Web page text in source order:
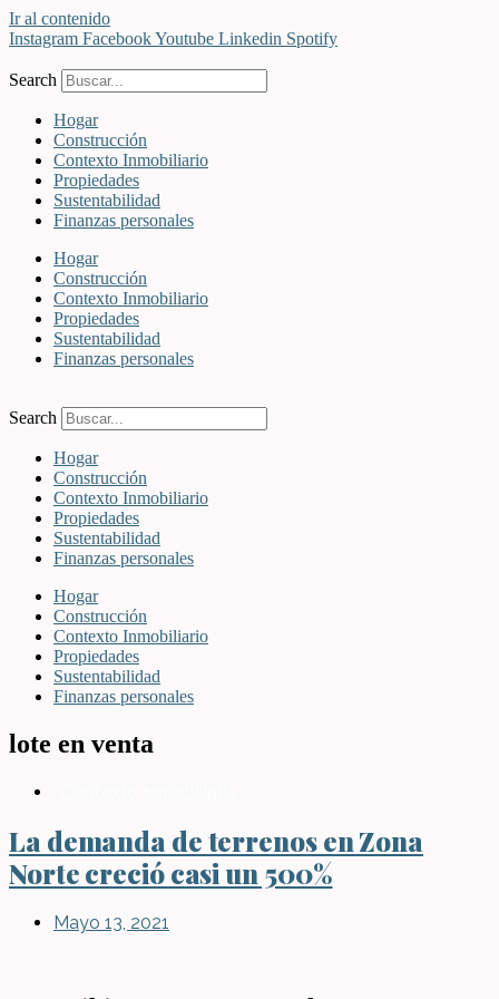
Ir al contenido
Instagram FacebookYoutube Linkedin Spotify
Search
Hogar
Construcción
Contexto Inmobiliario
Propiedades
Sustentabilidad
Finanzas personales
Hogar
Construcción
Contexto Inmobiliario
Propiedades
Sustentabilidad
Finanzas personales
Search
Hogar
Construcción
Contexto Inmobiliario
Propiedades
Sustentabilidad
Finanzas personales
Hogar
Construcción
Contexto Inmobiliario
Propiedades
Sustentabilidad
Finanzas personales
lote en venta
La demanda de terrenos en Zona
Norte creció casi un 500%
Mayo 13, 2021